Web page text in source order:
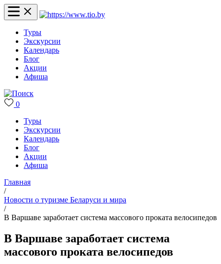
Туры
Экскурсии
Календарь
Блог
Акции
Афиша
0
Туры
Экскурсии
Календарь
Блог
Акции
Афиша
Главная
/
Новости о туризме Беларуси и мира
/
В Варшаве заработает система массового проката велосипедов
В Варшаве заработает система
массового проката велосипедов